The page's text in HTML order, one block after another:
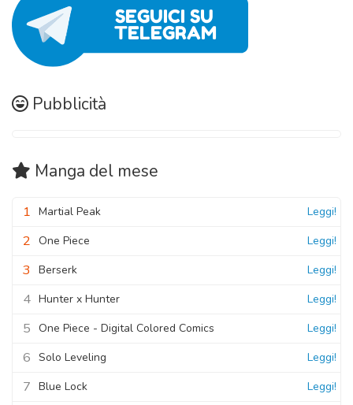
Pubblicità
Manga del mese
1 Martial Peak Leggi!
2 One Piece Leggi!
3 Berserk Leggi!
4 Hunter x Hunter Leggi!
5 One Piece - Digital Colored Comics Leggi!
6 Solo Leveling Leggi!
7 Blue Lock Leggi!